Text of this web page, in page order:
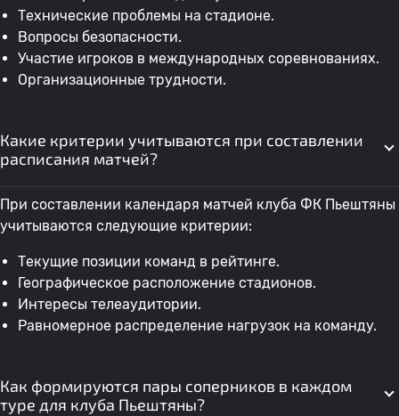
Технические проблемы на стадионе.
Вопросы безопасности.
Участие игроков в международных соревнованиях.
Организационные трудности.
Какие критерии учитываются при составлении
расписания матчей?
При составлении календаря матчей клуба ФК Пьештяны
учитываются следующие критерии:
Текущие позиции команд в рейтинге.
Географическое расположение стадионов.
Интересы телеаудитории.
Равномерное распределение нагрузок на команду.
Как формируются пары соперников в каждом
туре для клуба Пьештяны?